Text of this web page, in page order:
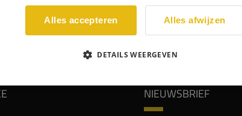
WIJ WORDEN BEOORDEELD MET EEN 8.8
NIEUWSBRIEF
Alles accepteren Alles afwijzen
DETAILS WEERGEVEN